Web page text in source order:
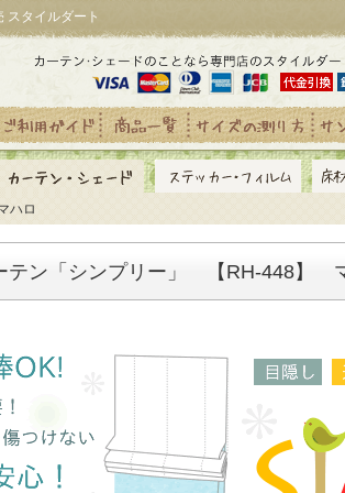
スタイルダート
ハロ
テン「シンプリー」 【RH-448】